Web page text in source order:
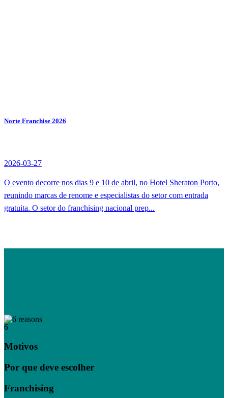
Norte Franchise 2026
2026-03-27
O evento decorre nos dias 9 e 10 de abril, no Hotel Sheraton Porto,
reunindo marcas de renome e especialistas do setor com entrada
gratuita. O setor do franchising nacional prep...
6
Motivos
Por que deve escolher
Franchising